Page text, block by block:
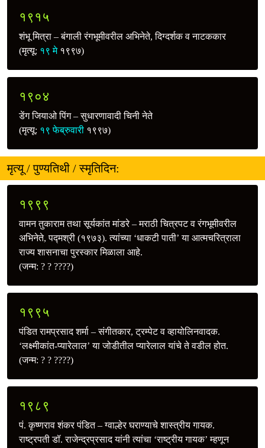
१९१५
शंभू मित्रा – बंगाली रंगभूमीवरील अभिनेते, दिग्दर्शक व नाटककार
(मृत्यू: १९ मे१९९७)
१९०४
डेंग जियाओ पिंग – सुधारणावादी चिनी नेते
(मृत्यू: १९ फेब्रुवारी १९९७)
मृत्यू / पुण्यतिथी / स्मृतिदिन:
१९९९
वामन तुकाराम तथा सूर्यकांत मांडरे – मराठी चित्रपट व रंगभूमीवरील
अभिनेते, पद्मश्री (१९७३). त्यांच्या ‘धाकटी पाती’ या आत्मचरित्राला
राज्य शासनाचा पुरस्कार मिळाला आहे.
(जन्म: ? ? ????)
१९९५
पंडित रामप्रसाद शर्मा – संगीतकार, ट्रम्पेट व व्हायोलिनवादक.
‘लक्ष्मीकांत-प्यारेलाल’ या जोडीतील प्यारेलाल यांचे ते वडील होत.
(जन्म: ? ? ????)
१९८९
पं. कृष्णराव शंकर पंडित – ग्वाल्हेर घराण्याचे शास्त्रीय गायक.
राष्ट्रपती डॉ. राजेन्द्रप्रसाद यांनी त्यांचा ‘राष्ट्रीय गायक’ म्हणून